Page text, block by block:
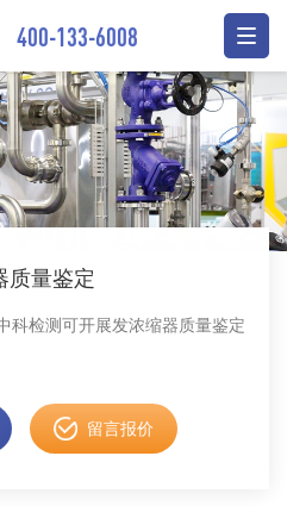
400-133-6008
质量鉴定
科检测可开展发浓缩器质量鉴定
留言报价